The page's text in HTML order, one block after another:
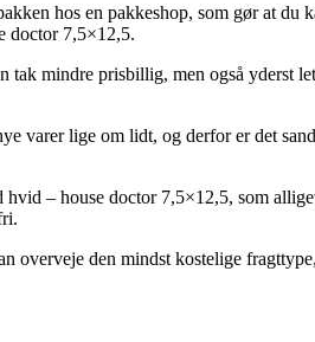
hos en pakkeshop, som gør at du
doctor 7,5×12,5.
mindre prisbillig, men også yderst
varer lige om lidt, og derfor er det
– house doctor 7,5×12,5, som
overveje den mindst kostelige